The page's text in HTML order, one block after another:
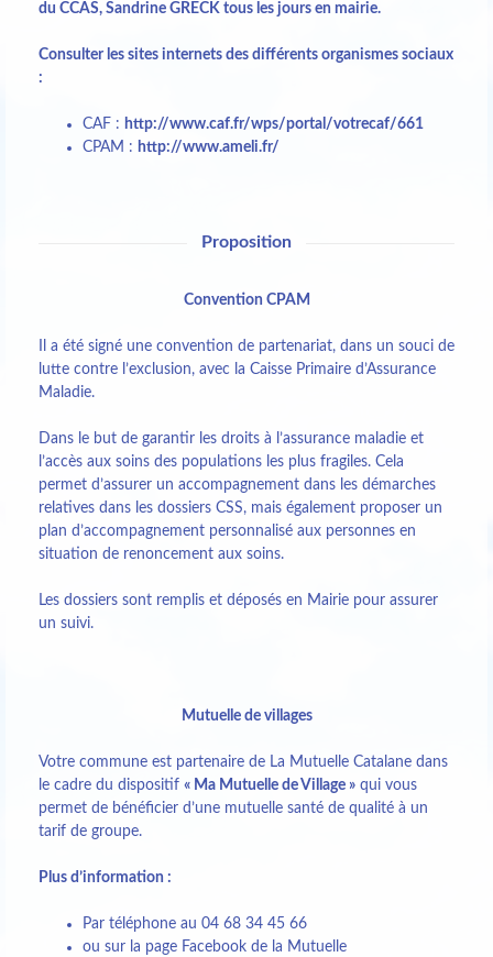
du CCAS, Sandrine GRECK tous les jours en mairie.
Consulter les sites internets des différents organismes sociaux
:
CAF : http://www.caf.fr/wps/portal/votrecaf/661
CPAM : http://www.ameli.fr/
Proposition
Convention CPAM
Il a été signé une convention de partenariat, dans un souci de
lutte contre l’exclusion, avec la Caisse Primaire d’Assurance
Maladie.
Dans le but de garantir les droits à l’assurance maladie et
l’accès aux soins des populations les plus fragiles. Cela
permet d’assurer un accompagnement dans les démarches
relatives dans les dossiers CSS, mais également proposer un
plan d’accompagnement personnalisé aux personnes en
situation de renoncement aux soins.
Les dossiers sont remplis et déposés en Mairie pour assurer
un suivi.
Mutuelle de villages
Votre commune est partenaire de La Mutuelle Catalane dans
le cadre du dispositif « Ma Mutuelle de Village » qui vous
permet de bénéficier d’une mutuelle santé de qualité à un
tarif de groupe.
Plus d’information :
Par téléphone au 04 68 34 45 66
ou sur la page Facebook de la Mutuelle